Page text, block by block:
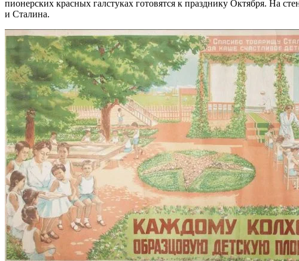
пионерских красных галстуках готовятся к празднику Октября. На
и Сталина.